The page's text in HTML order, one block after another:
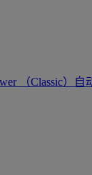
（Classic）自